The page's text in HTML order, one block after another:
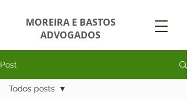
MOREIRA E BASTOS
ADVOGADOS
Post
Todos posts